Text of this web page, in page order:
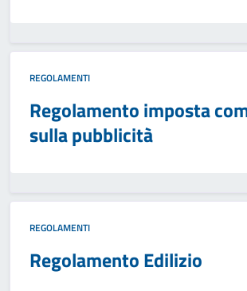
REGOLAMENTI
Regolamento imposta
sulla pubblicità
REGOLAMENTI
Regolamento Edilizio